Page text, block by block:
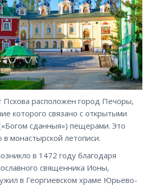
Пскова расположен город Печоры,
которого связано с открытыми
сданныя») пещерами. Это
монастырской летописи.
в 1472 году благодаря
священника Ионы,
в Георгиевском храме Юрьево-